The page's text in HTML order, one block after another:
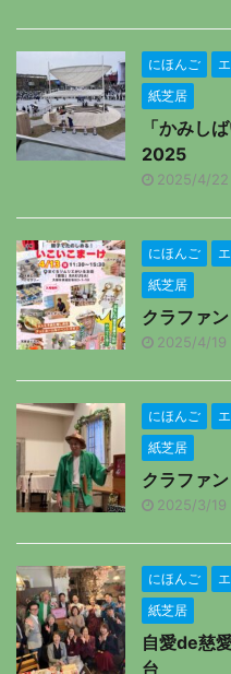
にほんご
紙芝居
「かみし
2025
2025/4/22
にほんご
紙芝居
クラファ
2025/4/19
にほんご
紙芝居
クラファ
2025/3/19
にほんご
紙芝居
自愛de慈
台